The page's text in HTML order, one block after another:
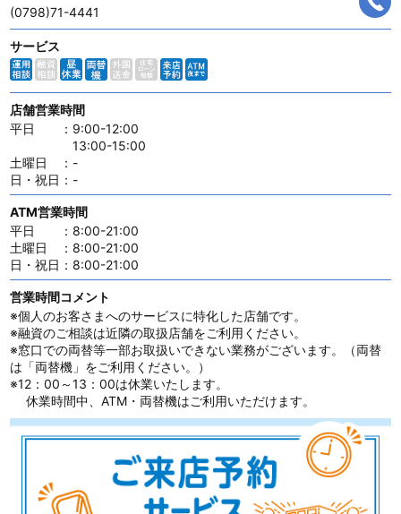
(0798)71-4441
サービス
店舗営業時間
平日
： 9:00-12:00
13:00-15:00
土曜日
： -
日・祝日 ： -
ATM営業時間
平日
： 8:00-21:00
土曜日
： 8:00-21:00
日・祝日 ： 8:00-21:00
営業時間コメント
※個人のお客さまへのサービスに特化した店舗です。
※融資のご相談は近隣の取扱店舗をご利用ください。
※窓口での両替等一部お取扱いできない業務がございます。（両替
は「両替機」をご利用ください。）
※12：00～13：00は休業いたします。
休業時間中、ATM・両替機はご利用いただけます。